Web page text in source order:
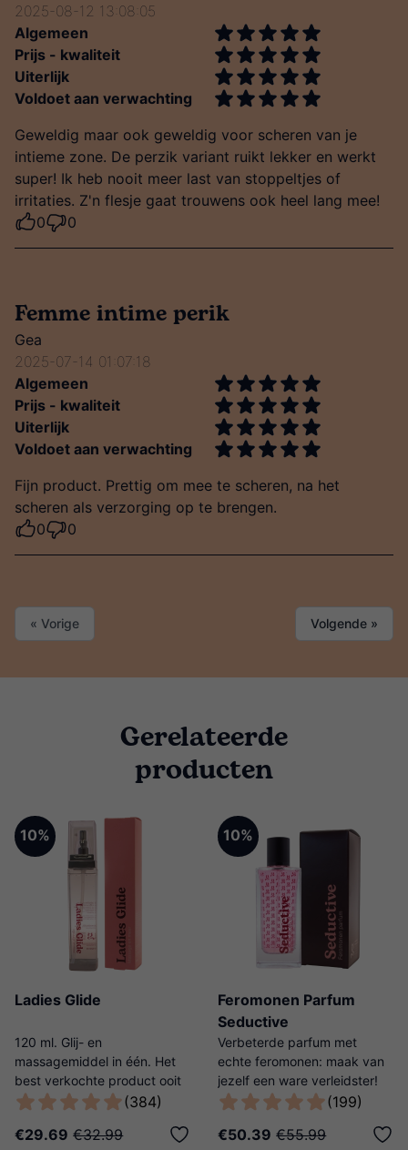
2025-08-12 13:08:05
Algemeen
Prijs - kwaliteit
Uiterlijk
Voldoet aan verwachting
Geweldig maar ook geweldig voor scheren van je
intieme zone. De perzik variant ruikt lekker en werkt
super! Ik heb nooit meer last van stoppeltjes of
irritaties. Z'n flesje gaat trouwens ook heel lang mee!
0
0
Femme intime perik
Gea
2025-07-14 01:07:18
Algemeen
Prijs - kwaliteit
Uiterlijk
Voldoet aan verwachting
Fijn product. Prettig om mee te scheren, na het
scheren als verzorging op te brengen.
0
0
« Vorige Volgende »
Gerelateerde
producten
10%
Ladies Glide
120 ml. Glij- en
massagemiddel in één. Het
best verkochte product ooit
van Ladies Night! (384)
€29.69 €32.99
10%
Feromonen Parfum
Seductive
Verbeterde parfum met
echte feromonen: maak van
jezelf een ware verleidster!
(199)
€50.39 €55.99